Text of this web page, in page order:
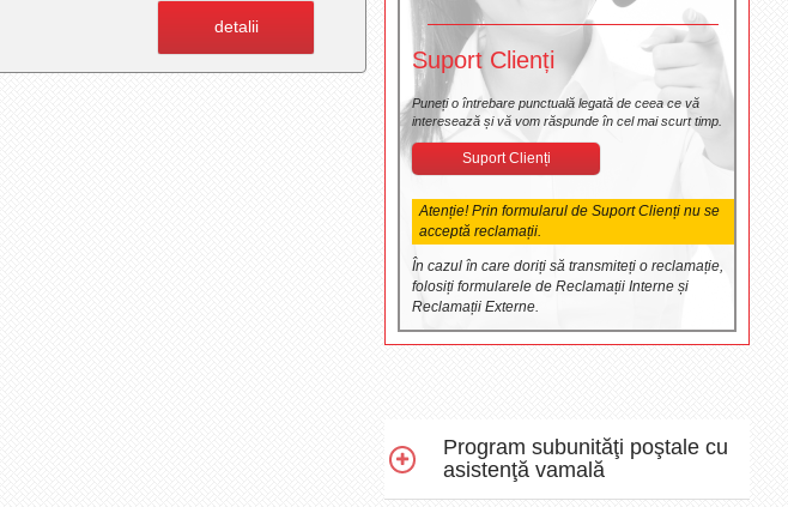
detalii
Suport Clienți
Puneți o întrebare punctuală legată de ceea ce vă
interesează și vă vom răspunde în cel mai scurt timp.
Suport Clienți
Atenție! Prin formularul de Suport Clienți nu se
acceptă reclamații.
În cazul în care doriți să transmiteți o reclamație,
folosiți formularele de Reclamații Interne și
Reclamații Externe.
Program subunităţi poştale cu
asistenţă vamală